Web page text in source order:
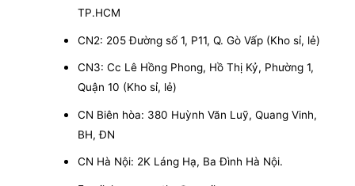
TP.HCM
CN2: 205 Đường số 1, P11, Q. Gò Vấp (Kho sỉ, lẻ)
CN3: Cc Lê Hồng Phong, Hồ Thị Kỷ, Phường 1,
Quận 10 (Kho sỉ, lẻ)
CN Biên hòa: 380 Huỳnh Văn Luỹ, Quang Vinh,
BH, ĐN
CN Hà Nội: 2K Láng Hạ, Ba Đình Hà Nội.